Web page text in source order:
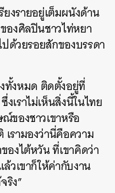
งรายอยู่เต็มผนังด้าน
องศิลปินชาวไท่หยา
ด้วยรอยสักของบรรดา
ทั้งหมด ติดตั้งอยู่ที่
เราไม่เห็นสิ่งนี้ในไทย
ของชาวเขาหรือ
รามองว่านี่คือความ
องไต้หวัน ที่เขาคิดว่า
วเขาก็ให้ค่ากับงาน
ริง”